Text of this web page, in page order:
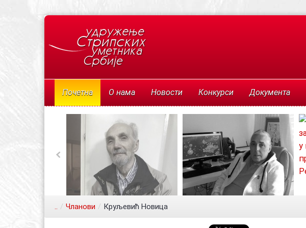
Почетна О нама Новости Конкурси Документа
.. / Чланови / Круљевић Новица